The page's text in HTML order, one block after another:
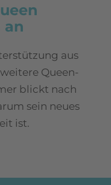
an
aus
Queen-
blickt nach
sein neues
ist.